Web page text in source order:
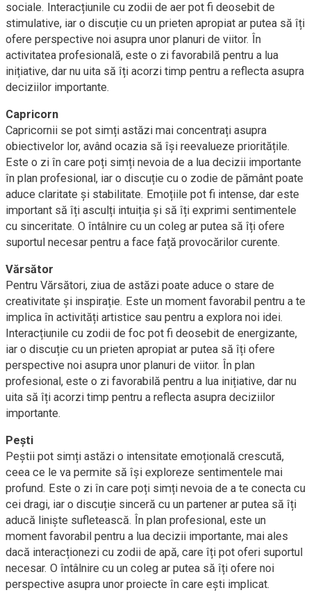
sociale. Interacțiunile cu zodii de aer pot fi deosebit de
stimulative, iar o discuție cu un prieten apropiat ar putea să îți
ofere perspective noi asupra unor planuri de viitor. În
activitatea profesională, este o zi favorabilă pentru a lua
inițiative, dar nu uita să îți acorzi timp pentru a reflecta asupra
deciziilor importante.
Capricorn
Capricornii se pot simți astăzi mai concentrați asupra
obiectivelor lor, având ocazia să își reevalueze prioritățile.
Este o zi în care poți simți nevoia de a lua decizii importante
în plan profesional, iar o discuție cu o zodie de pământ poate
aduce claritate și stabilitate. Emoțiile pot fi intense, dar este
important să îți asculți intuiția și să îți exprimi sentimentele
cu sinceritate. O întâlnire cu un coleg ar putea să îți ofere
suportul necesar pentru a face față provocărilor curente.
Vărsător
Pentru Vărsători, ziua de astăzi poate aduce o stare de
creativitate și inspirație. Este un moment favorabil pentru a te
implica în activități artistice sau pentru a explora noi idei.
Interacțiunile cu zodii de foc pot fi deosebit de energizante,
iar o discuție cu un prieten apropiat ar putea să îți ofere
perspective noi asupra unor planuri de viitor. În plan
profesional, este o zi favorabilă pentru a lua inițiative, dar nu
uita să îți acorzi timp pentru a reflecta asupra deciziilor
importante.
Pești
Peștii pot simți astăzi o intensitate emoțională crescută,
ceea ce le va permite să își exploreze sentimentele mai
profund. Este o zi în care poți simți nevoia de a te conecta cu
cei dragi, iar o discuție sinceră cu un partener ar putea să îți
aducă liniște sufletească. În plan profesional, este un
moment favorabil pentru a lua decizii importante, mai ales
dacă interacționezi cu zodii de apă, care îți pot oferi suportul
necesar. O întâlnire cu un coleg ar putea să îți ofere noi
perspective asupra unor proiecte în care ești implicat.